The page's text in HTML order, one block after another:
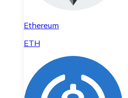
Ethereum
ETH